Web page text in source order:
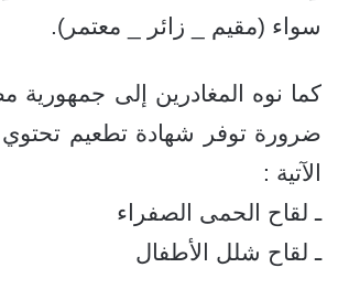
سواء (مقيم _ زائر _ معتمر).
كما نوه المغادرين إلى جمهورية
ضرورة توفر شهادة تطعيم
الآتية :
ـ لقاح الحمى الصفراء
ـ لقاح شلل الأطفال